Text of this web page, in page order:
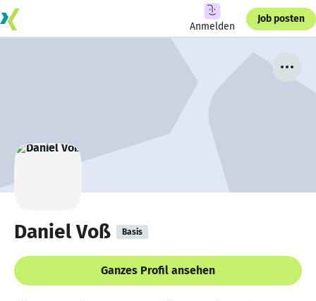
Anmelden
Job posten
Daniel Voß Basis
Ganzes Profil ansehen